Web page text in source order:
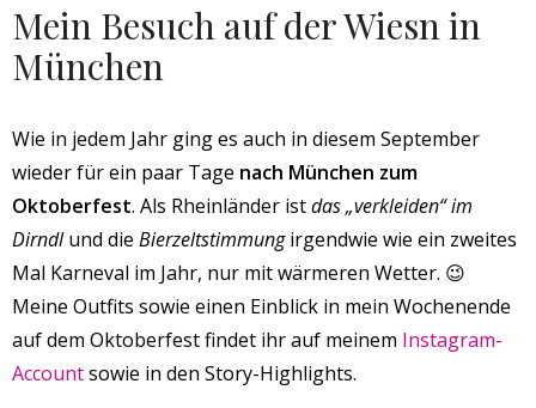
Mein Besuch auf der Wiesn in
München
Wie in jedem Jahr ging es auch in diesem September
wieder für ein paar Tage nach München zum
Oktoberfest. Als Rheinländer istdas „verkleiden“ im
Dirndlund die Bierzeltstimmungirgendwie wie ein zweites
Mal Karneval im Jahr, nur mit wärmeren Wetter. 😉
Meine Outfits sowie einen Einblick in mein Wochenende
auf dem Oktoberfest findet ihr auf meinem Instagram-
Accountsowie in den Story-Highlights.